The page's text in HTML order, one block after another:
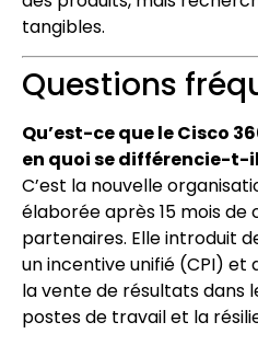
tangibles.
Questions
Qu’est-ce que le Cisco
en quoi se différencie-t-il
C’est la nouvelle
élaborée après 15 mois
partenaires. Elle introduit
un incentive unifié (CPI) et
la vente de résultats dans
postes de travail et la